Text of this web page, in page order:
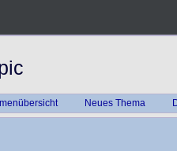
Neues Thema